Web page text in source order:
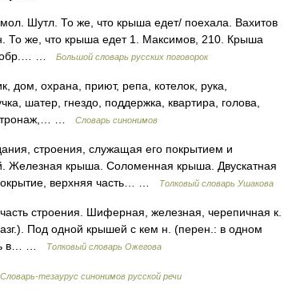
Шутл. То же, что крыша едет/ поехала. Вахитов
То же, что крыша едет 1. Максимов, 210. Крыша
…
Большой словарь русских поговорок
дом, охрана, приют, репа, котелок, рука,
шатер, гнездо, поддержка, квартира, голова,
…
Словарь синонимов
строения, служащая его покрытием и
крыша. Соломенная крыша. Двускатная
верхняя часть… …
Толковый словарь Ушакова
строения. Шиферная, железная, черепичная к.
Под одной крышей с кем н. (перен.: в одном
в… …
Толковый словарь Ожегова
Словарь-тезаурус синонимов русской речи